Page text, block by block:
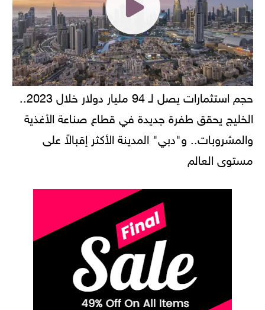
حجم استثمارات يصل لـ 94 مليار دولار خلال 2023..
الخليج يحقق طفرة جديدة في قطاع صناعة الأغذية
والمشروبات.. و"دبي" المدينة الأكثر إقبالاً على
مستوى العالم